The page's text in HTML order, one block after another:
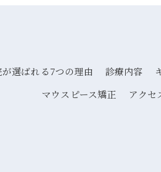
選ばれる7つの理由 診療内容
マウスピース矯正
アクセ